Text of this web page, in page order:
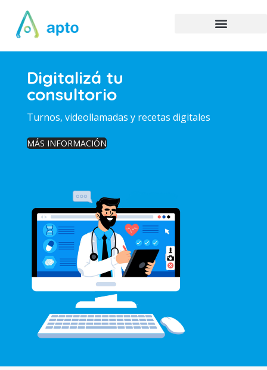
Digitalizá tu
consultorio
Turnos, videollamadas y recetas digitales
MÁS INFORMACIÓN